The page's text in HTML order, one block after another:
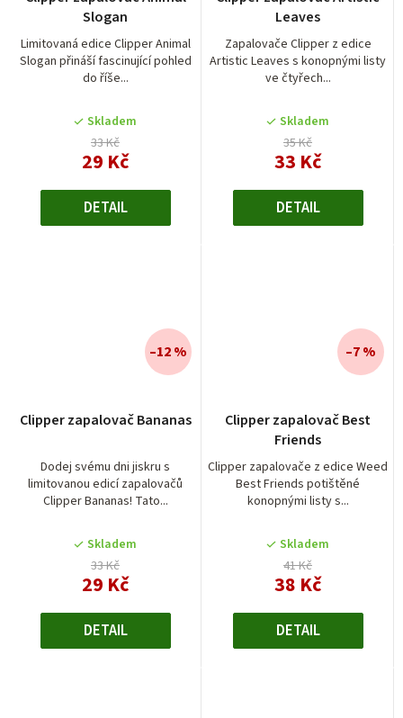
Slogan
Limitovaná edice Clipper Animal
Slogan přináší fascinující pohled
do říše...
Skladem
33 Kč
29 Kč
DETAIL
Leaves
Zapalovače Clipper z edice
Artistic Leaves s konopnými listy
ve čtyřech...
Skladem
35 Kč
33 Kč
DETAIL
Clipper zapalovač Bananas
Dodej svému dni jiskru s
limitovanou edicí zapalovačů
Clipper Bananas! Tato...
Skladem
33 Kč
29 Kč
–12 %
DETAIL
Clipper zapalovač Best
Friends
Clipper zapalovače z edice Weed
Best Friends potištěné
konopnými listy s...
Skladem
41 Kč
38 Kč
–7 %
DETAIL